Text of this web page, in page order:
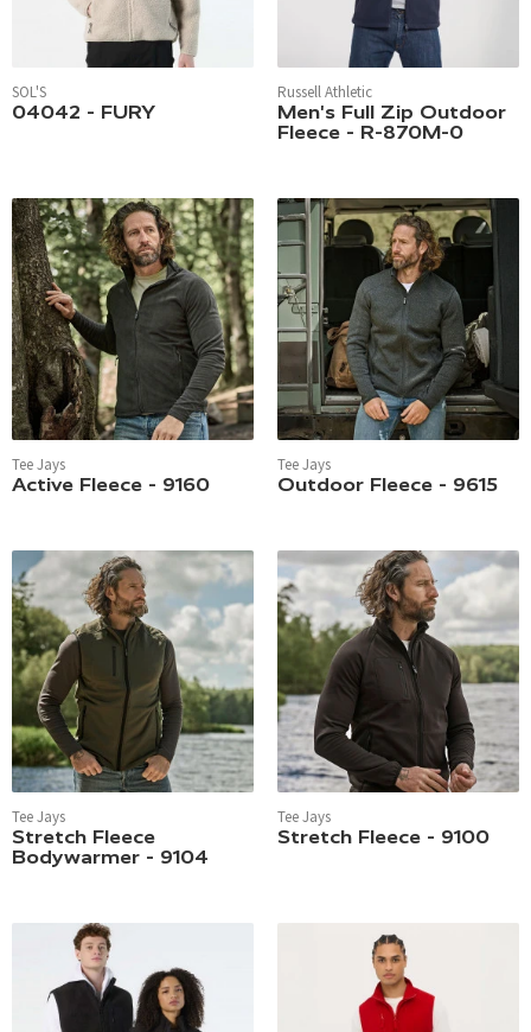
SOL'S
04042 - FURY
Russell Athletic
Men's Full Zip Outdoor
Fleece - R-870M-0
Tee Jays
Active Fleece - 9160
Tee Jays
Outdoor Fleece - 9615
Tee Jays
Stretch Fleece
Bodywarmer - 9104
Tee Jays
Stretch Fleece - 9100